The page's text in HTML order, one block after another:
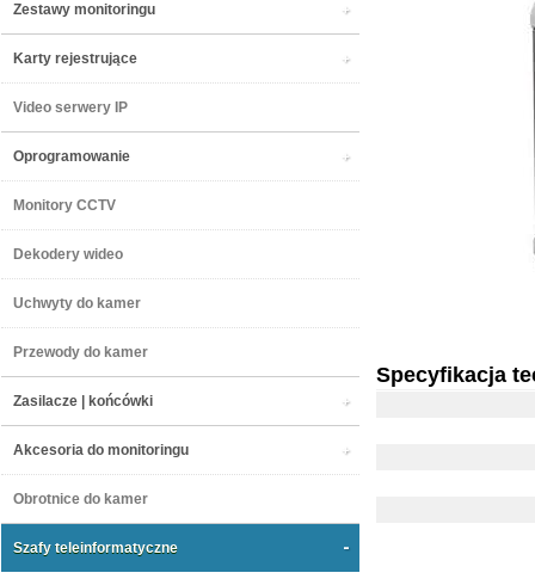
Zestawy monitoringu
Karty rejestrujące
Video serwery IP
Oprogramowanie
Monitory CCTV
Dekodery wideo
Uchwyty do kamer
Przewody do kamer
Zasilacze | końcówki
Akcesoria do monitoringu
Obrotnice do kamer
Szafy teleinformatyczne
Specyfikacja